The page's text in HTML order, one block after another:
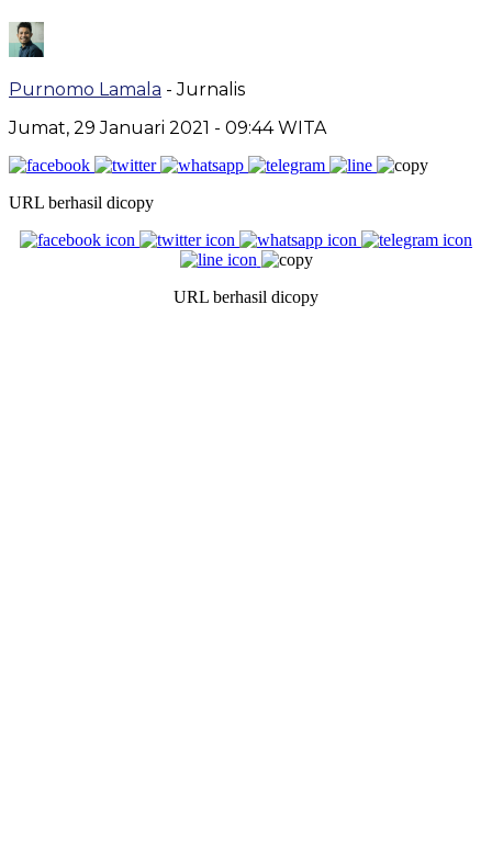
Purnomo Lamala - Jurnalis
Jumat, 29 Januari 2021 - 09:44 WITA
URL berhasil dicopy
URL berhasil dicopy